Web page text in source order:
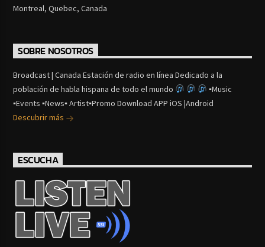
Montreal, Quebec, Canada
SOBRE NOSOTROS
Broadcast | Canada Estación de radio en línea Dedicado a la
población de habla hispana de todo el mundo
▪Music
▪Events ▪News▪ Artist▪Promo Download APP iOS |Android
Descubrir más
ESCUCHA